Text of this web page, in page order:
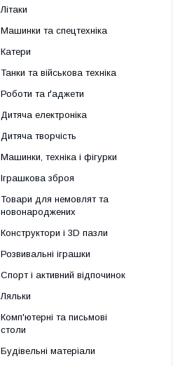
Літаки
Машинки та спецтехніка
Катери
Танки та військова техніка
Роботи та ґаджети
Дитяча електроніка
Дитяча творчість
Машинки, техніка і фігурки
Іграшкова зброя
Товари для немовлят та
новонароджених
Конструктори і 3D пазли
Розвивальні іграшки
Спорт і активний відпочинок
Ляльки
Комп'ютерні та письмові
столи
Будівельні матеріали